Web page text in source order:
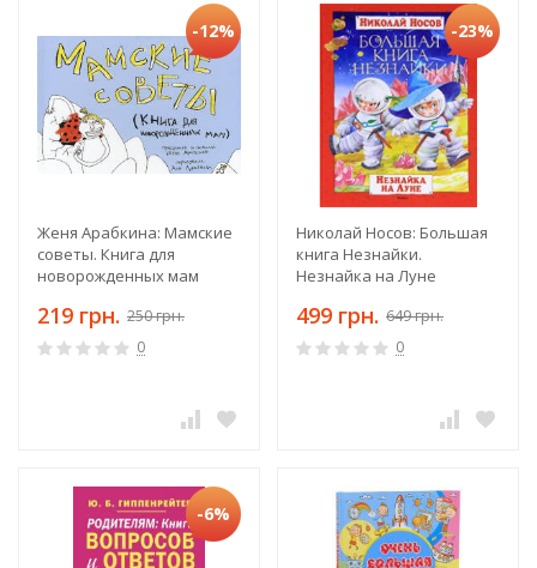
-12%
Женя Арабкина: Мамские
советы. Книга для
новорожденных мам
219 грн. 250 грн.
0
-23%
Николай Носов: Большая
книга Незнайки.
Незнайка на Луне
499 грн. 649 грн.
0
-6%